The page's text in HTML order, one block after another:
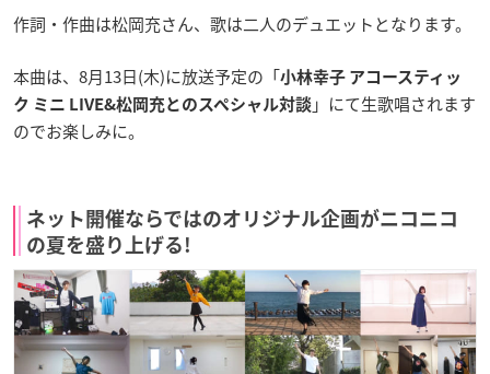
作詞・作曲は松岡充さん、歌は二人のデュエットとなります。
本曲は、8月13日(木)に放送予定の「小林幸子 アコースティッ
ク ミニ LIVE&松岡充とのスペシャル対談 」にて生歌唱されます
のでお楽しみに。
ネット開催ならではのオリジナル企画がニコニコ
の夏を盛り上げる!